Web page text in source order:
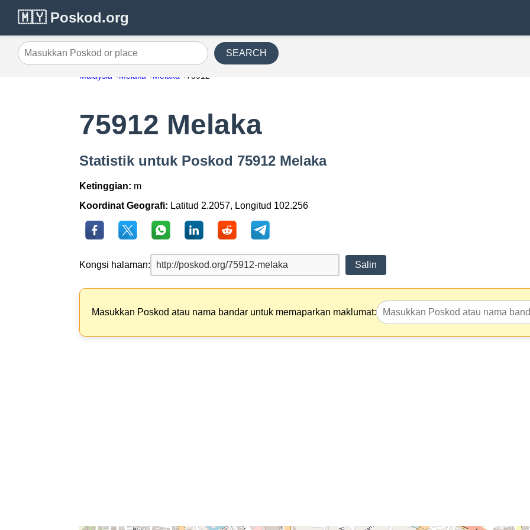
🇲🇾 Poskod.org
Masukkan Poskod or place SEARCH
Malaysia Melaka Melaka 75912
75912 Melaka
Statistik untuk Poskod 75912 Melaka
Ketinggian: m
Koordinat Geografi: Latitud 2.2057, Longitud 102.256
Kongsi halaman: Salin
Masukkan Poskod atau nama bandar untuk memaparkan maklumat: